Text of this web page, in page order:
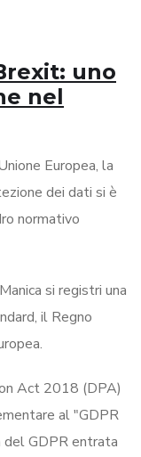
uno
nel
Europea, la
dei dati si è
normativo
si registri una
il Regno
Act 2018 (DPA)
al "GDPR
del GDPR entrata